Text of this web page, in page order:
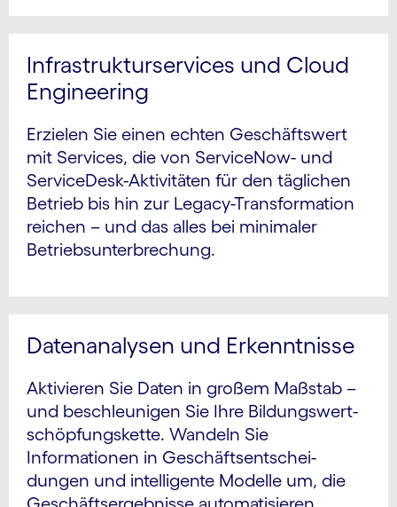
Infrastrukturservices und Cloud
Engineering
Erzielen Sie einen echten Geschäfts­wert
mit Services, die von ServiceNow- und
ServiceDesk-Aktivitäten für den täglichen
Betrieb bis hin zur Legacy-Transfor­mation
reichen – und das alles bei minimaler
Betriebs­unterbrechung.
Datenanalysen und Erkenntnisse
Aktivieren Sie Daten in großem Maßstab –
und beschleunigen Sie Ihre Bildungswert­
schöpfungs­kette. Wandeln Sie
Informationen in Geschäfts­entschei­
dungen und intelligente Modelle um, die